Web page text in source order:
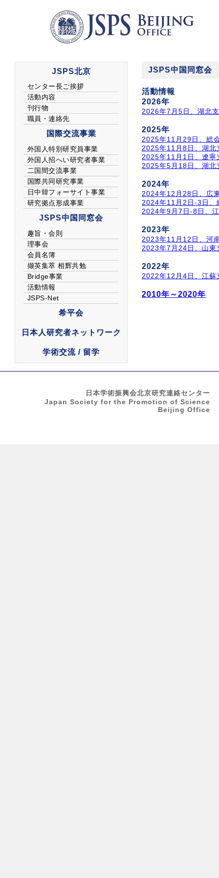
JSPS中国同窓会
活動情報
2026年
2026年7月5日、湖北
2025年
2025年11月29日、総
2025年11月8日、湖北
2025年11月1日、遼寧
2025年5月18日、湖北
2024年
2024年12月28日、広
2024年11月2日-3日、
2024年9月7日-8日、
2023年
2023年11月12日、河
2023年7月24日、山東
2022年
2022年12月4日、江蘇
2010年～2020年